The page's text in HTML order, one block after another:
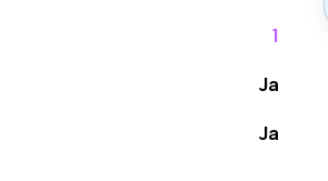
1
Ja
Ja